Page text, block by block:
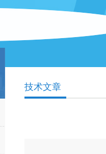
技术文章